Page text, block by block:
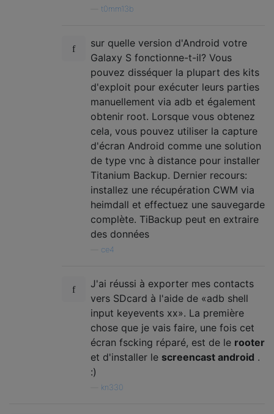
t0mm13b
sur quelle version d'Android votre
Galaxy S fonctionne-t-il? Vous
pouvez disséquer la plupart des kits
d'exploit pour exécuter leurs parties
manuellement via adb et également
obtenir root. Lorsque vous obtenez
cela, vous pouvez utiliser la capture
d'écran Android comme une solution
de type vnc à distance pour installer
Titanium Backup. Dernier recours:
installez une récupération CWM via
heimdall et effectuez une sauvegarde
complète. TiBackup peut en extraire
des données
ce4
J'ai réussi à exporter mes contacts
vers SDcard à l'aide de «adb shell
input keyevents xx». La première
chose que je vais faire, une fois cet
écran fscking réparé, est de le rooter
et d'installer le screencast android .
:)
kn330